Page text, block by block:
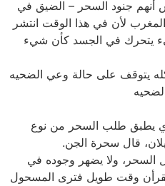
جنود السحر – الضيق في
لأن في هذا الوقت انتشر
يتحرك في الجسد كأن شيء
يتوقف على حالة وعي الضحيه
يطبق طلب السحر من نوع
قال سحرة الجن.
السحر، ولا يضهر وجوده في
وقت طويل فترى المسحول